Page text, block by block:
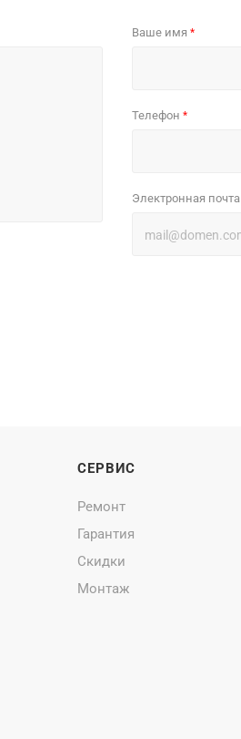
Ваше имя *
Телефон *
Электронная почта
СЕРВИС
Ремонт
Гарантия
Скидки
Монтаж